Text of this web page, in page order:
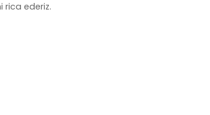
rica ederiz.